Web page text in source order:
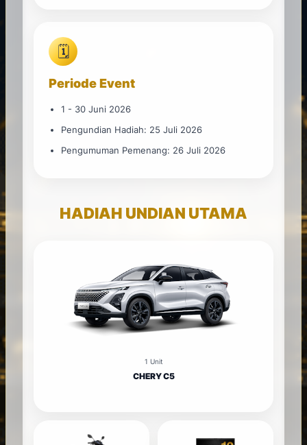
🗓️
Periode Event
1 - 30 Juni 2026
Pengundian Hadiah: 25 Juli 2026
Pengumuman Pemenang: 26 Juli 2026
HADIAH UNDIAN UTAMA
1 Unit
CHERY C5